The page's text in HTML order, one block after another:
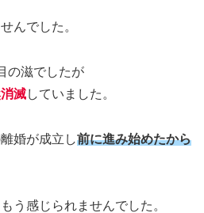
んでした。
の滋でしたが
滅していました。
婚が成立し前に進み始めたから
う感じられませんでした。